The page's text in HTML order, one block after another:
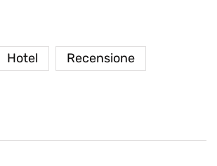
Hotel Recensione